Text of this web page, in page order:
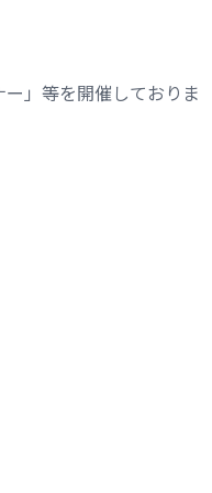
」等を開催しておりま